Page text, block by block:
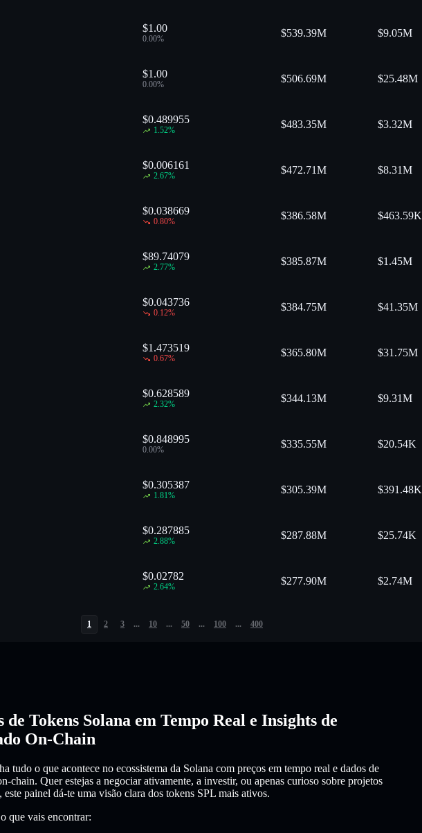
$1.00
0.00%
$539.39M $9.05M
$1.00
0.00%
$506.69M $25.48M
$0.489955
1.52%
$483.35M $3.32M
$0.006161
2.67%
$472.71M $8.31M
$0.038669
0.80%
$386.58M $463.59K
$89.74079
2.77%
$385.87M $1.45M
$0.043736
0.12%
$384.75M $41.35M
$1.473519
0.67%
$365.80M $31.75M
$0.628589
2.32%
$344.13M $9.31M
$0.848995
0.00%
$335.55M $20.54K
$0.305387
1.81%
$305.39M $391.48K
$0.287885
2.88%
$287.88M $25.74K
$0.02782
2.64%
$277.90M $2.74M
1 2 3 ... 10 ... 50 ... 100 ... 400
de Tokens Solana em Tempo Real e Insights de
On-Chain
tudo o que acontece no ecossistema da Solana com preços em tempo real e dados de
chain. Quer estejas a negociar ativamente, a investir, ou apenas curioso sobre projetos
este painel dá-te uma visão clara dos tokens SPL mais ativos.
que vais encontrar: